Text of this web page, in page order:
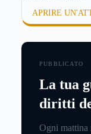
APRIRE
PUBBLICATO
La tua
diritti
Ogni mattina